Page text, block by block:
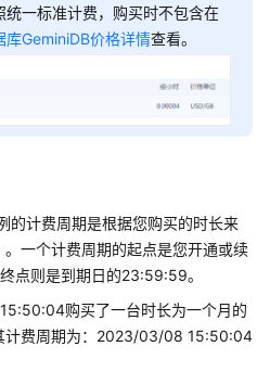
一标准计费，购买时不包含在
库GeminiDB价格详情查看。
的计费周期是根据您购买的时长来
一个计费周期的起点是您开通或续
点则是到期日的23:59:59。
购买了一台时长为一个月的
计费周期为：2023/03/08 15:50:04